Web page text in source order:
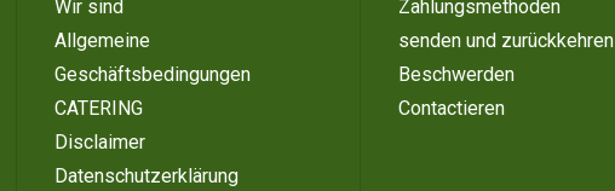
Wir sind
Allgemeine
Geschäftsbedingungen
CATERING
Disclaimer
Datenschutzerklärung
Zahlungsmethoden
senden und zurückkehren
Beschwerden
Contactieren